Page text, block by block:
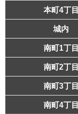
本町4丁目
城内
南町1丁目
南町2丁目
南町3丁目
南町4丁目